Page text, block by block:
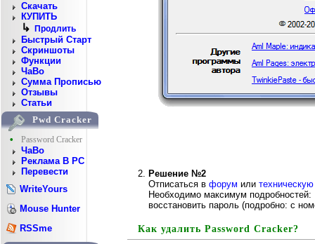
Скачать
КУПИТЬ
↳ Продлить
Быстрый Старт
Скриншоты
Функции
ЧаВо
Сумма Прописью
Отзывы
Статьи
Pwd Cracker
•
Password Cracker
ЧаВо
Реклама В PC
Перевести
WriteYours
Mouse Hunter
RSSme
Решение №2
Отписаться в форум или
Необходимо максимум
восстановить пароль (подробно: с
Как удалить Password Cracker?